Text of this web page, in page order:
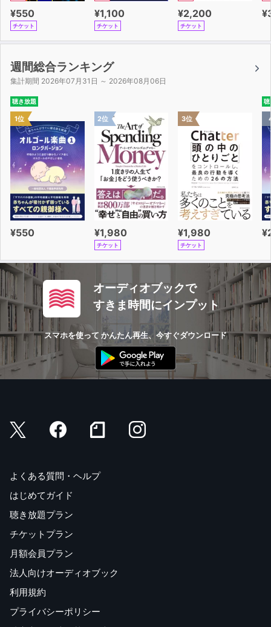
第3章 食べ物、乗り物、動物、動作を表すことば、位
表すことば、感情・表情、品後・度合（副詞）
第５章 服・持ち物、日用品、動作を表すことば、状況、
頻度、度合
第６章 街、数量・単位・時、動作を表すことば、物の特
性、状況、その他の副詞
第7章 学校、抽象的なことがら、動作を表すことば、数
量・程度、状況、接続詞、前置詞
第8章 身体、文化・芸術、部位・場所、動作を表すこと
ば、人の特性、身体・体調、前置詞
第９章 イベント・レジャー、状y校・状態、性質、野
菜・果物、社会一般、動作を表すことば、事柄・状況、重
要な・必要な、前置詞
第10章 イベント、スイーツ、日常生活、スポーツ、動
作を表すことば、悪い・退屈な
熟語会話編
第11章 重要熟語９９+会話表現２６
熟語：時、場所、時間・回数、状態、be動詞を含む連
語、動詞、つなぎのことば、その他、比較の表現、数の表
現、節や句を作る、公式
会話：あいさつ、相手の都合を菊、聞き返しと返事のこと
ば、さそいと断りのことば、あいづちの打ち方、場所・見
物・電話、食事・人物評・買い物、別れのことば、おわび
¥550
チケット
¥1,100
チケット
¥2,200
チケット
週間総合ランキング
集計期間 2026年07月31日 ～ 2026年08月06日
聴き放題
1位
¥550
2位
¥1,980
チケット
3位
¥1,980
チケット
聴
オーディオブックで
すきま時間にインプット
スマホを使って かんたん再生、今すぐダウンロード
よくある質問・ヘルプ
はじめてガイド
聴き放題プラン
チケットプラン
月額会員プラン
法人向けオーディオブック
利用規約
プライバシーポリシー